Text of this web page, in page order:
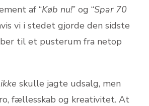
af “Køb nu!” og “Spar 70
vi i stedet gjorde den sidste
til et pusterum fra netop
ikke skulle jagte udsalg, men
fællesskab og kreativitet. At